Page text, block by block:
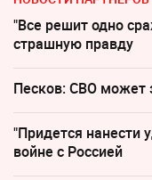
"Все решит одно
страшную правду
Песков: СВО может
"Придется нанести
войне с Россией